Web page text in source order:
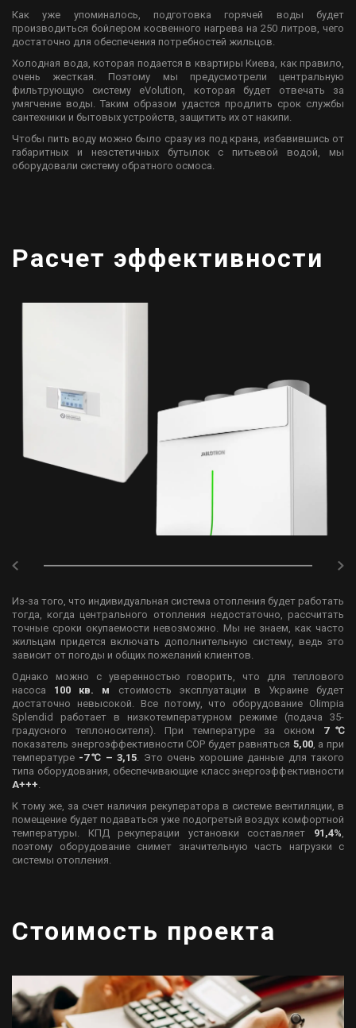
Как уже упоминалось, подготовка горячей воды будет
производиться бойлером косвенного нагрева на 250 литров, чего
достаточно для обеспечения потребностей жильцов.
Холодная вода, которая подается в квартиры Киева, как правило,
очень жесткая. Поэтому мы предусмотрели центральную
фильтрующую систему eVolution, которая будет отвечать за
умягчение воды. Таким образом удастся продлить срок службы
сантехники и бытовых устройств, защитить их от накипи.
Чтобы пить воду можно было сразу из под крана, избавившись от
габаритных и неэстетичных бутылок с питьевой водой, мы
оборудовали систему обратного осмоса.
Расчет эффективности
Из-за того, что индивидуальная система отопления будет работать
тогда, когда центрального отопления недостаточно, рассчитать
точные сроки окупаемости невозможно. Мы не знаем, как часто
жильцам придется включать дополнительную систему, ведь это
зависит от погоды и общих пожеланий клиентов.
Однако можно с уверенностью говорить, что для теплового
насоса 100 кв. м стоимость эксплуатации в Украине будет
достаточно невысокой. Все потому, что оборудование Olimpia
Splendid работает в низкотемпературном режиме (подача 35-
градусного теплоносителя). При температуре за окном 7℃
показатель энергоэффективности COP будет равняться 5,00, а при
температуре -7℃ – 3,15 . Это очень хорошие данные для такого
типа оборудования, обеспечивающие класс энергоэффективности
A+++
К тому же, за счет наличия рекуператора в системе вентиляции, в
помещение будет подаваться уже подогретый воздух комфортной
температуры. КПД рекуперации установки составляет 91,4%
поэтому оборудование снимет значительную часть нагрузки с
системы отопления.
Стоимость проекта